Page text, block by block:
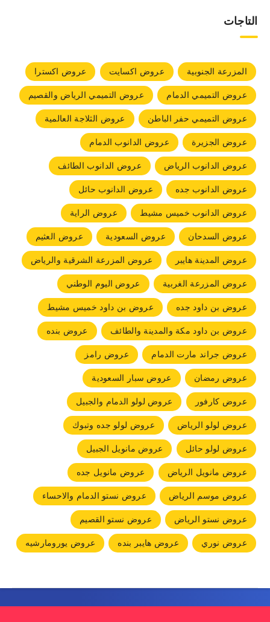
التاجات
المزرعة الجنوبية عروض اكسايت
عروض اكسترا
عروض التميمي الدمام
عروض التميمي الرياض والقصيم
عروض التميمي حفر الباطن
عروض الثلاجة العالمية
عروض الجزيرة
عروض الدانوب الدمام
عروض الدانوب الرياض
عروض الدانوب الطائف
عروض الدانوب جده
عروض الدانوب حائل
عروض الدانوب خميس مشيط
عروض الراية
عروض السدحان
عروض السعودية
عروض العثيم
عروض المدينة هايبر
عروض المزرعة الشرقية والرياض
عروض المزرعة الغربية
عروض اليوم الوطني
عروض بن داود جده
عروض بن داود خميس مشيط
عروض بن داود مكة والمدينة والطائف
عروض بنده
عروض جراند مارت الدمام
عروض رامز
عروض رمضان
عروض سبار السعودية
عروض كارفور
عروض لولو الدمام والجبيل
عروض لولو الرياض
عروض لولو جده وتبوك
عروض لولو حائل
عروض مانويل الجبيل
عروض مانويل الرياض
عروض مانويل جده
عروض موسم الرياض
عروض نستو الدمام والاحساء
عروض نستو الرياض
عروض نستو القصيم
عروض نوري
عروض هايبر بنده عروض يورومارشيه